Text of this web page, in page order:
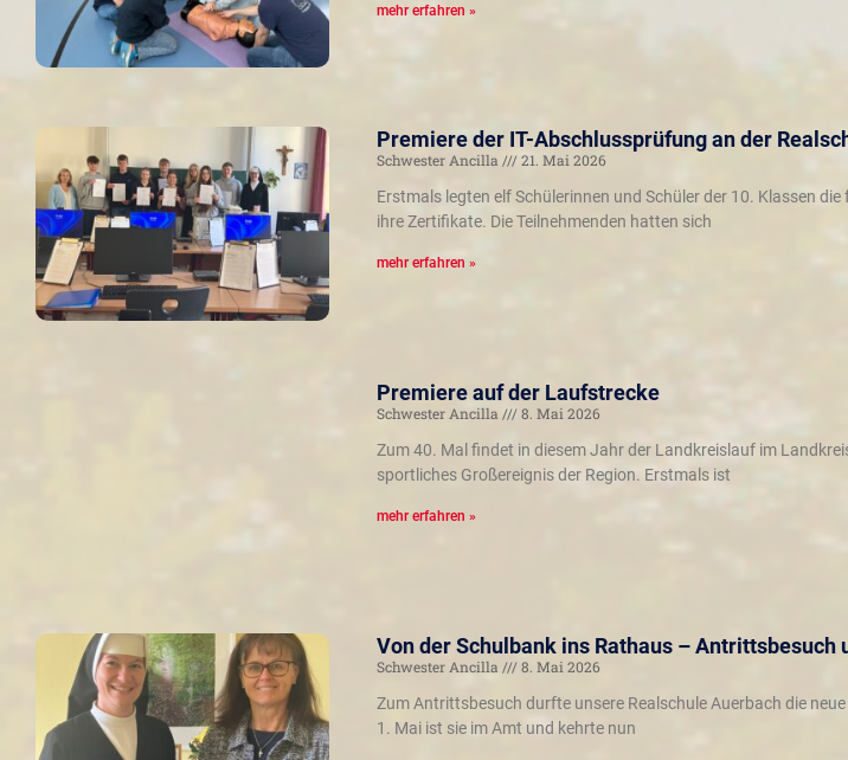
mehr erfahren »
Premiere der IT-Abschlussprüfung an der
Schwester Ancilla
21. Mai 2026
Erstmals legten elf Schülerinnen und Schüler der 10. Klassen
ihre Zertifikate. Die Teilnehmenden hatten sich
mehr erfahren »
Premiere auf der Laufstrecke
Schwester Ancilla
8. Mai 2026
Zum 40. Mal findet in diesem Jahr der Landkreislauf im
sportliches Großereignis der Region. Erstmals ist
mehr erfahren »
Von der Schulbank ins Rathaus –
Schwester Ancilla
8. Mai 2026
Zum Antrittsbesuch durfte unsere Realschule Auerbach die
1. Mai ist sie im Amt und kehrte nun